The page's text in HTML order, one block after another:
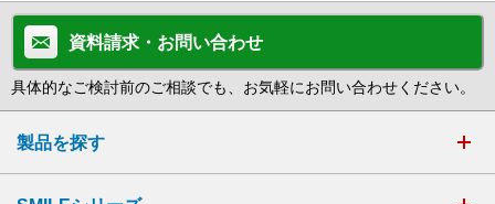
資料請求・お問い合わせ
具体的なご検討前のご相談でも、お気軽にお問い合わせください。
製品を探す